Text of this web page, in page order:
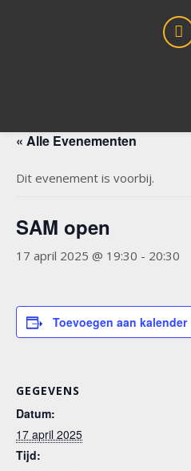
« Alle Evenementen
Dit evenement is voorbij.
SAM open
17 april 2025 @ 19:30 - 20:30
Toevoegen aan kalender
GEGEVENS
Datum:
17 april 2025
Tijd: